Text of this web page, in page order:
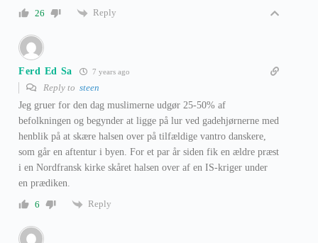
26
Reply
Ferd Ed Sa 7 years ago
Reply to steen
Jeg gruer for den dag muslimerne udgør 25-50% af
befolkningen og begynder at ligge på lur ved gadehjørnerne med
henblik på at skære halsen over på tilfældige vantro danskere,
som går en aftentur i byen. For et par år siden fik en ældre præst
i en Nordfransk kirke skåret halsen over af en IS-kriger under
en prædiken.
6
Reply